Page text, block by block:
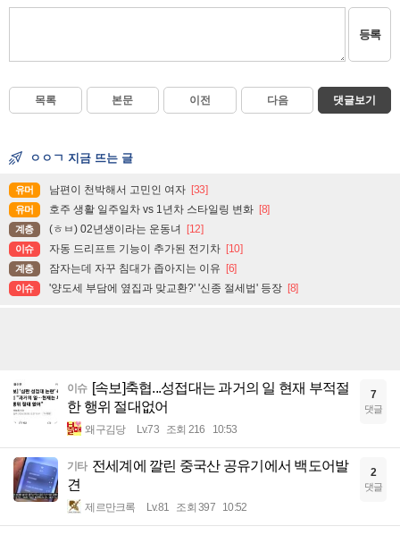
등록
목록 본문 이전 다음 댓글보기
ㅇㅇㄱ 지금 뜨는 글
유머 남편이 천박해서 고민인 여자 [33]
유머 호주 생활 일주일차 vs 1년차 스타일링 변화 [8]
계층 (ㅎㅂ) 02년생이라는 운동녀 [12]
이슈 자동 드리프트 기능이 추가된 전기차 [10]
계층 잠자는데 자꾸 침대가 좁아지는 이유 [6]
이슈 '양도세 부담에 옆집과 맞교환?' '신종 절세법' 등장 [8]
이슈 [속보]축협...성접대는 과거의 일 현재 부적절
한 행위 절대없어
왜구김당 Lv.73 조회 216 10:53
7
댓글
기타 전세계에 깔린 중국산 공유기에서 백도어발
견
제르만크록 Lv.81 조회 397 10:52
2
댓글